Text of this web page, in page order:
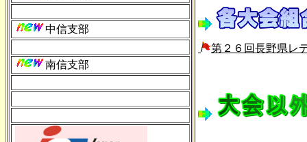
中信支部
南信支部
第２６回長野県レ